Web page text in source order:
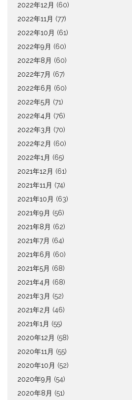
2022年12月 (60)
2022年11月 (77)
2022年10月 (61)
2022年9月 (60)
2022年8月 (60)
2022年7月 (67)
2022年6月 (60)
2022年5月 (71)
2022年4月 (76)
2022年3月 (70)
2022年2月 (60)
2022年1月 (65)
2021年12月 (61)
2021年11月 (74)
2021年10月 (63)
2021年9月 (56)
2021年8月 (62)
2021年7月 (64)
2021年6月 (60)
2021年5月 (68)
2021年4月 (68)
2021年3月 (52)
2021年2月 (46)
2021年1月 (55)
2020年12月 (58)
2020年11月 (55)
2020年10月 (52)
2020年9月 (54)
2020年8月 (51)